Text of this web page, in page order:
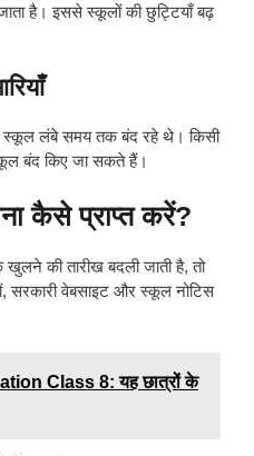
है। इससे स्कूलों की छुट्टियाँ बढ़
स्कूल लंबे समय तक बंद रहे थे। किसी
बंद किए जा सकते हैं।
कैसे प्राप्त करें?
की तारीख बदली जाती है, तो
सरकारी वेबसाइट और स्कूल नोटिस
Class 8: यह छात्रों के